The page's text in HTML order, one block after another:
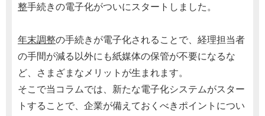
整手続きの電子化がついにスタートしました。
年末調整の手続きが電子化されることで、経理担当者
の手間が減る以外にも紙媒体の保管が不要になるな
ど、さまざまなメリットが生まれます。
そこで当コラムでは、新たな電子化システムがスター
トすることで、企業が備えておくべきポイントについ